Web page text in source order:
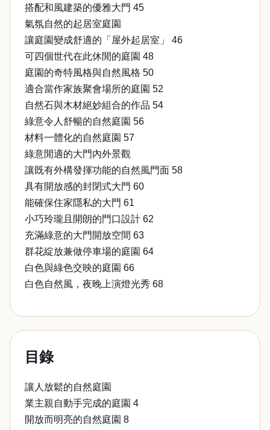
搭配和風建築的優雅大門 45
氣氛自然的起居室庭園
讓庭園變成舒適的「屋外起居室」 46
可四個世代在此休閒的庭園 48
庭園的奇特風格與自然風格 50
適合當作家族聚會場所的庭園 52
自然石與木材絕妙組合的作品 54
綠意令人舒暢的自然庭園 56
材料一體化的自然庭園 57
綠意閒適的大門內外景觀
讓既有外構發揮功能的自然風門面 58
具有開放感的封閉式大門 60
能確保住家隱私的大門 61
小巧玲瓏且開朗的門口設計 62
充滿綠意的大門開放空間 63
群花綻放兼做停車場的庭園 64
白色與綠色交映的庭園 66
白色自然風，夜晚上演燈光秀 68
目錄
讓人放鬆的自然庭園
業主親自動手完成的庭園 4
開放而明亮的自然庭園 8